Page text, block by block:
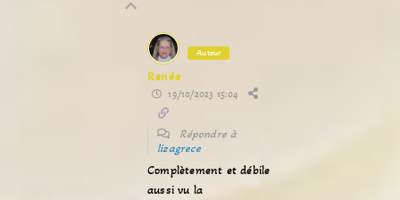
Auteur
Renée
19/10/2023 15:04
Répondre à
lizagrece
Complètement et débile
aussi vu la